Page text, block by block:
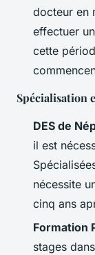
docteur en
effectuer
cette
Spécialisation
DES de
il est
nécessite
cinq ans
Formation
stages